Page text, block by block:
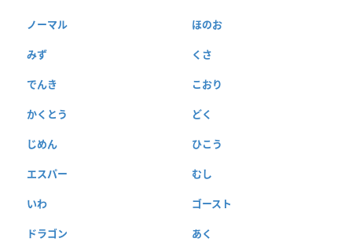
ノーマル ほのお
みず くさ
でんき こおり
かくとう どく
じめん ひこう
エスパー むし
いわ ゴースト
ドラゴン あく